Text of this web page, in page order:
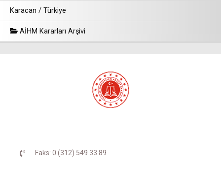
Karacan / Türkiye
AİHM Kararları Arşivi
Faks: 0 (312) 549 33 89